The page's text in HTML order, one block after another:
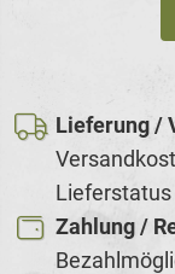
Lieferung /
Lieferstatus
Zahlung /